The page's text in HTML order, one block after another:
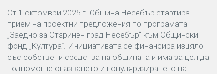
От 1 октомври 2025 г. Община Несебър стартира
прием на проектни предложения по програмата
„Заедно за Старинен град Несебър“ към Общински
фонд „Култура“. Инициативата се финансира изцяло
със собствени средства на общината и има за цел да
подпомогне опазването и популяризирането на